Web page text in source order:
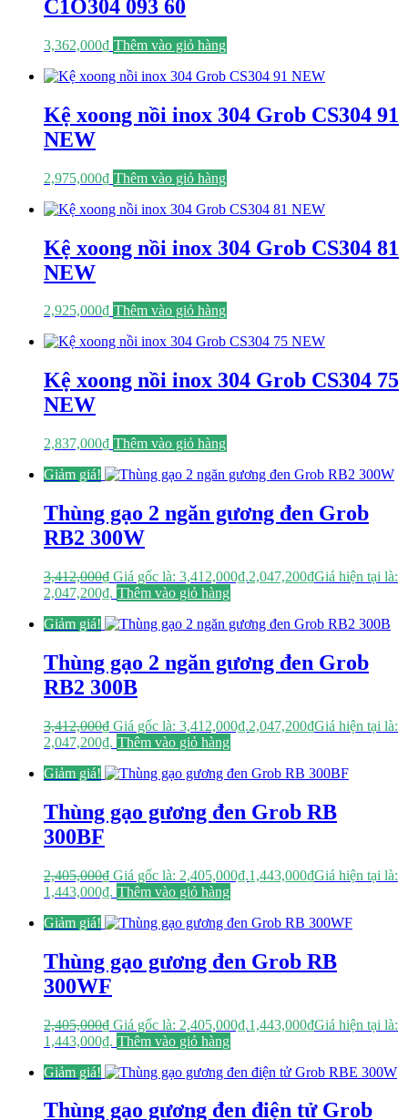
C1O304 093 60
3,362,000₫ Thêm vào giỏ hàng
Kệ xoong nồi inox 304 Grob CS304 91
NEW
2,975,000₫ Thêm vào giỏ hàng
Kệ xoong nồi inox 304 Grob CS304 81
NEW
2,925,000₫ Thêm vào giỏ hàng
Kệ xoong nồi inox 304 Grob CS304 75
NEW
2,837,000₫ Thêm vào giỏ hàng
Giảm giá!
Thùng gạo 2 ngăn gương đen Grob
RB2 300W
3,412,000₫ Giá gốc là: 3,412,000₫.2,047,200₫Giá hiện tại là:
2,047,200₫. Thêm vào giỏ hàng
Giảm giá!
Thùng gạo 2 ngăn gương đen Grob
RB2 300B
3,412,000₫ Giá gốc là: 3,412,000₫.2,047,200₫Giá hiện tại là:
2,047,200₫. Thêm vào giỏ hàng
Giảm giá!
Thùng gạo gương đen Grob RB
300BF
2,405,000₫ Giá gốc là: 2,405,000₫.1,443,000₫Giá hiện tại là:
1,443,000₫. Thêm vào giỏ hàng
Giảm giá!
Thùng gạo gương đen Grob RB
300WF
2,405,000₫ Giá gốc là: 2,405,000₫.1,443,000₫Giá hiện tại là:
1,443,000₫. Thêm vào giỏ hàng
Giảm giá!
Thùng gạo gương đen điện tử Grob